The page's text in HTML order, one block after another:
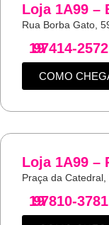
Loja 1A99 –
Rua Borba Gato,
19
97414-2572
COMO
Loja 1A99 –
Praça da
19
97810-3781